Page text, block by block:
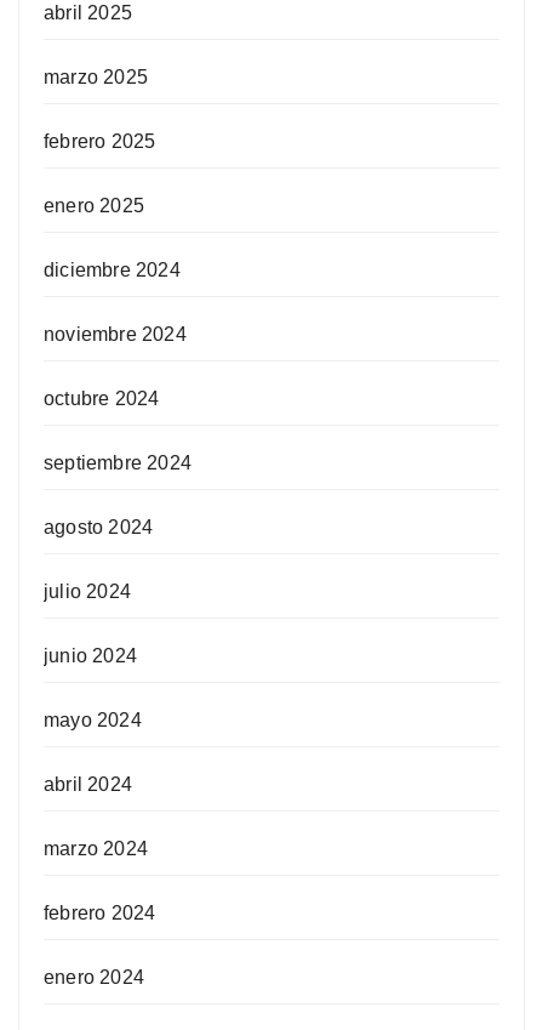
abril 2025
marzo 2025
febrero 2025
enero 2025
diciembre 2024
noviembre 2024
octubre 2024
septiembre 2024
agosto 2024
julio 2024
junio 2024
mayo 2024
abril 2024
marzo 2024
febrero 2024
enero 2024